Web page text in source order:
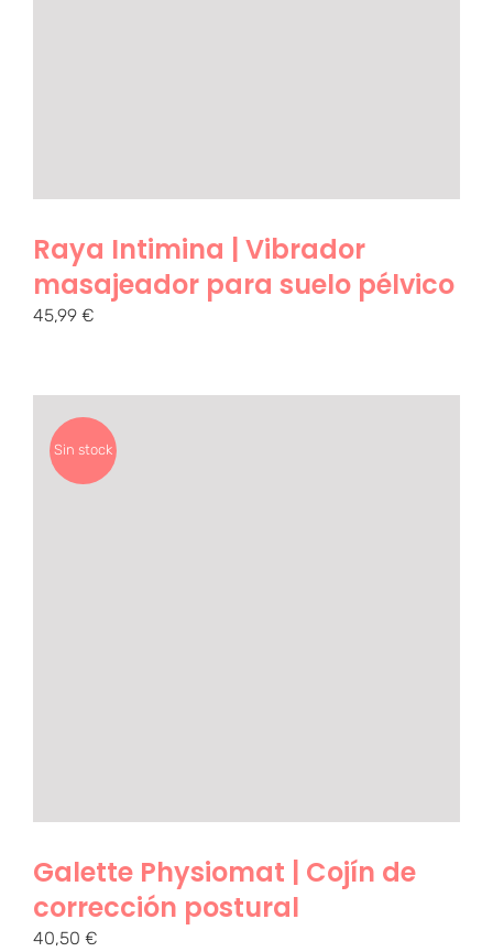
Raya Intimina | Vibrador
masajeador para suelo pélvico
45,99 €
Sin stock
Galette Physiomat | Cojín de
corrección postural
40,50 €